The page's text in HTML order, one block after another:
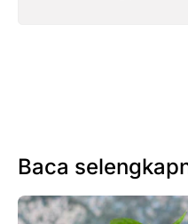
Baca